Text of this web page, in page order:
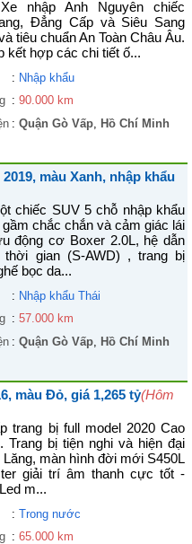
nhập Anh Nguyên chiếc
Đẳng Cấp và Siêu Sang
tiêu chuẩn An Toàn Châu Âu.
kết hợp các chi tiết ố...
: Nhập khẩu
: 90.000 km
: Quận Gò Vấp, Hồ Chí Minh
màu Xanh, nhập khẩu
chiếc SUV 5 chỗ nhập khẩu
chắc chắn và cảm giác lái
động cơ Boxer 2.0L, hệ dẫn
thời gian (S-AWD) , trang bị
bọc da...
: Nhập khẩu Thái
: 57.000 km
: Quận Gò Vấp, Hồ Chí Minh
màu Đỏ, giá 1,265 tỷ(Hôm
trang bị full model 2020 Cao
Trang bị tiện nghi và hiện đại
màn hình đời mới S450L
giải trí âm thanh cực tốt -
m...
: Trong nước
: 65.000 km